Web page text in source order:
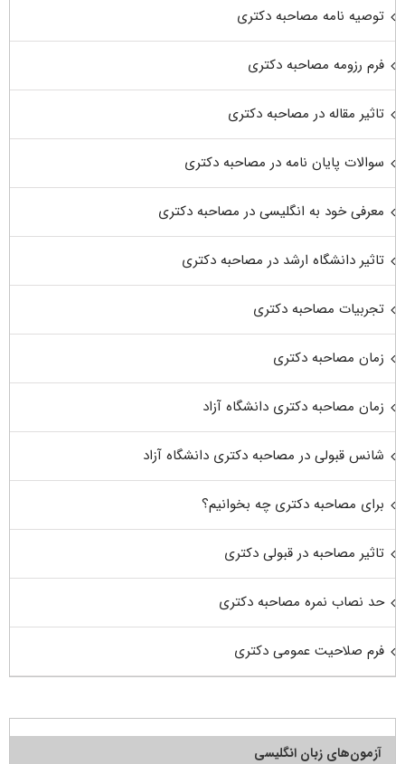
توصیه نامه مصاحبه دکتری
فرم رزومه مصاحبه دکتری
تاثیر مقاله در مصاحبه دکتری
سوالات پایان نامه در مصاحبه دکتری
معرفی خود به انگلیسی در مصاحبه دکتری
تاثیر دانشگاه ارشد در مصاحبه دکتری
تجربیات مصاحبه دکتری
زمان مصاحبه دکتری
زمان مصاحبه دکتری دانشگاه آزاد
شانس قبولی در مصاحبه دکتری دانشگاه آزاد
برای مصاحبه دکتری چه بخوانیم؟
تاثیر مصاحبه در قبولی دکتری
حد نصاب نمره مصاحبه دکتری
فرم صلاحیت عمومی دکتری
آزمون‌های زبان انگلیسی